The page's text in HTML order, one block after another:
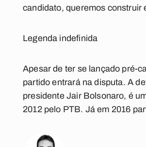
candidato, queremos construir
Legenda indefinida
Apesar de ter se lançado pré-
partido entrará na disputa. A
presidente Jair Bolsonaro, é
2012 pelo PTB. Já em 2016